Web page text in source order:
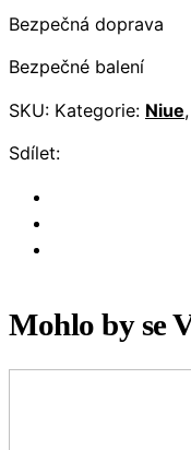
Bezpečná doprava
Bezpečné balení
SKU: Kategorie: Niue,
Sdílet:
Mohlo by se